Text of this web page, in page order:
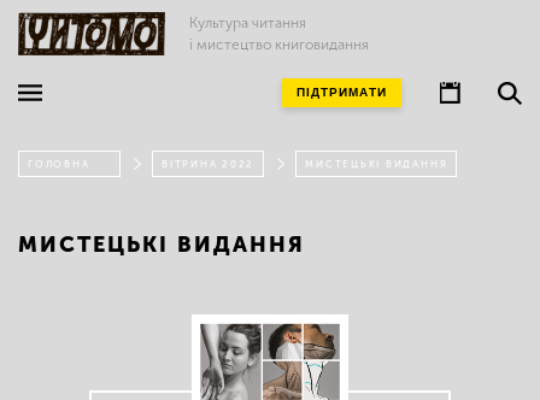
Культура читання
і мистецтво книговидання
ПІДТРИМАТИ
ГОЛОВНА ВІТРИНА 2022 МИСТЕЦЬКІ ВИДАННЯ
МИСТЕЦЬКІ ВИДАННЯ